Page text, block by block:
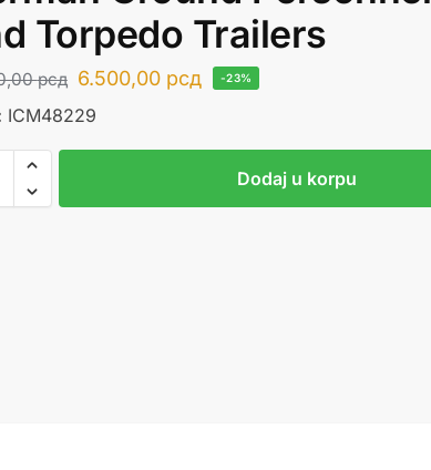
Torpedo Trailers
рсд 6.500,00 рсд -23%
ICM48229
Dodaj u korpu